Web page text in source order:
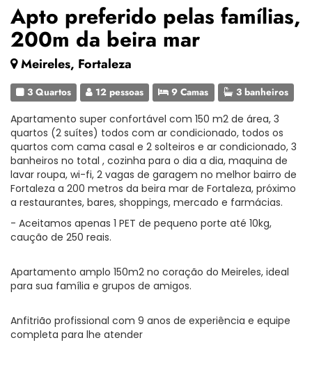
Apto preferido pelas famílias,
200m da beira mar
Meireles, Fortaleza
3 Quartos 12 pessoas 9 Camas 3 banheiros
Apartamento super confortável com 150 m2 de área, 3
quartos (2 suítes) todos com ar condicionado, todos os
quartos com cama casal e 2 solteiros e ar condicionado, 3
banheiros no total , cozinha para o dia a dia, maquina de
lavar roupa, wi-fi, 2 vagas de garagem no melhor bairro de
Fortaleza a 200 metros da beira mar de Fortaleza, próximo
a restaurantes, bares, shoppings, mercado e farmácias.
- Aceitamos apenas 1 PET de pequeno porte até 10kg,
caução de 250 reais.
Apartamento amplo 150m2 no coração do Meireles, ideal
para sua família e grupos de amigos.
Anfitrião profissional com 9 anos de experiência e equipe
completa para lhe atender